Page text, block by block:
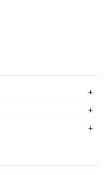
+
+
+